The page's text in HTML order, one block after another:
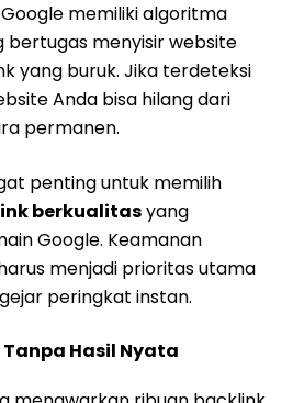
memiliki algoritma
bertugas menyisir website
yang buruk. Jika terdeteksi
Anda bisa hilang dari
permanen.
penting untuk memilih
berkualitasyang
Google. Keamanan
menjadi prioritas utama
peringkat instan.
Hasil Nyata